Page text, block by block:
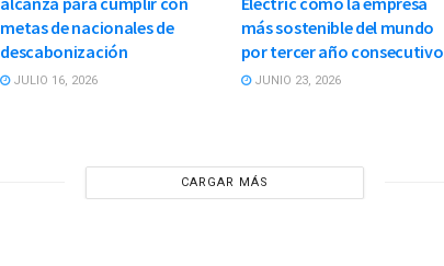
metas de nacionales de
descabonización
JULIO 16, 2026
más sostenible del mundo
por tercer año consecutivo
JUNIO 23, 2026
CARGAR MÁS